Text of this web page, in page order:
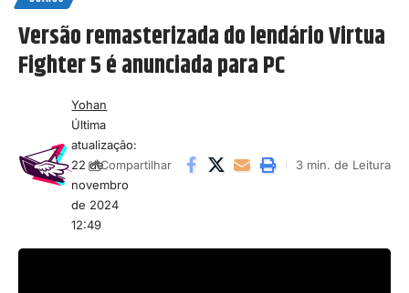
Versão remasterizada do lendário Virtua
Fighter 5 é anunciada para PC
Última
atualização:
22 de
novembro
de 2024
12:49
Yohan
Compartilhar 3 min. de Leitura